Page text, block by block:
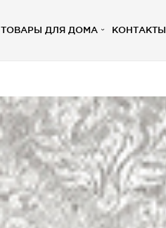
ТОВАРЫ ДЛЯ ДОМА КОНТАКТЫ